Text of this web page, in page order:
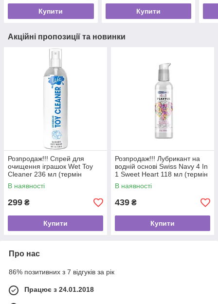
Купити Купити
Акційні пропозиції та новинки
Розпродаж!!! Спрей для
очищення іграшок Wet Toy
Cleaner 236 мл (термін
21.12.26)
В наявності
299 ₴
Купити
Розпродаж!!! Лубрикант на
водній основі Swiss Navy 4 In
1 Sweet Heart 118 мл (термін
07.12.26)
В наявності
439 ₴
Купити
Про нас
86% позитивних з 7 відгуків за рік
Працює з 24.01.2018